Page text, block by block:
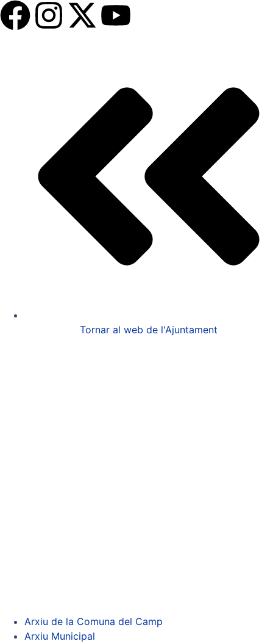
Tornar al web de l'Ajuntament
Arxiu de la Comuna del Camp
Arxiu Municipal